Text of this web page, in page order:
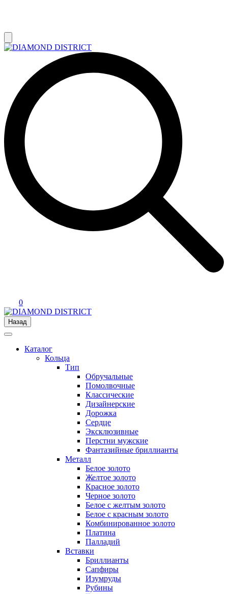
0
Назад
Каталог
Кольца
Тип
Обручальные
Помолвочные
Классические
Дизайнерские
Дорожка
Сердце
Эксклюзивные
Перстни мужские
Фантазийные бриллианты
Металл
Белое золото
Желтое золото
Красное золото
Черное золото
Белое с желтым золото
Белое с красным золото
Комбинированное золото
Платина
Палладий
Вставки
Бриллианты
Сапфиры
Изумруды
Рубины